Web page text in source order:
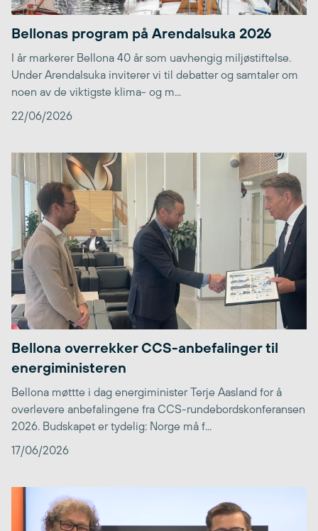
Bellonas program på Arendalsuka 2026
I år markerer Bellona 40 år som uavhengig miljøstiftelse.
Under Arendalsuka inviterer vi til debatter og samtaler om
noen av de viktigste klima- og m...
22/06/2026
Bellona overrekker CCS-anbefalinger til
energiministeren
Bellona møttte i dag energiminister Terje Aasland for å
overlevere anbefalingene fra CCS-rundebordskonferansen
2026. Budskapet er tydelig: Norge må f...
17/06/2026